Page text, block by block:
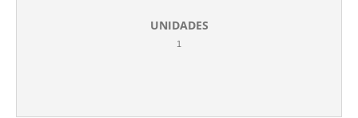
UNIDADES
1